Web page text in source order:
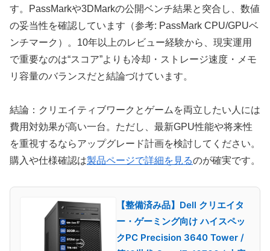
す。PassMarkや3DMarkの公開ベンチ結果と突合し、数値
の妥当性を確認しています（参考: PassMark CPU/GPUベ
ンチマーク）。10年以上のレビュー経験から、現実運用
で重要なのは“スコア”よりも冷却・ストレージ速度・メモ
リ容量のバランスだと結論づけています。
結論：クリエイティブワークとゲームを両立したい人には
費用対効果が高い一台。ただし、最新GPU性能や将来性
を重視するならアップグレード計画を検討してください。
購入や仕様確認は製品ページで詳細を見るのが確実です。
【整備済み品】Dell クリエイタ
ー・ゲーミング向け ハイスペッ
クPC Precision 3640 Tower /